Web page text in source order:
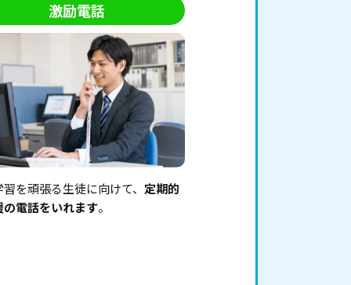
激励電話
を頑張る生徒に向けて、 定期的
の電話をいれます。